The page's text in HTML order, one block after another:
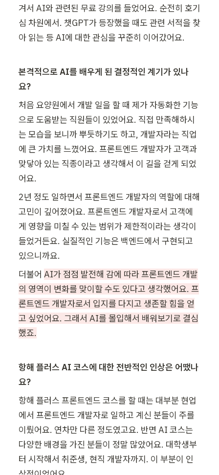
겨서 AI와 관련된 무료 강의를 들었어요. 순전히 호기
심 차원에서. 챗GPT가 등장했을 때도 관련 서적을 찾
아 읽는 등 AI에 대한 관심을 꾸준히 이어갔어요.
본격적으로 AI를 배우게 된 결정적인 계기가 있나
요?
처음 요양원에서 개발 일을 할 때 제가 자동화한 기능
으로 도움받는 직원들이 있었어요. 직접 만족해하시
는 모습을 보니까 뿌듯하기도 하고, 개발자라는 직업
에 큰 가치를 느꼈어요. 프론트엔드 개발자가 고객과
맞닿아 있는 직종이라고 생각해서 이 길을 걷게 되었
어요.
2년 정도 일하면서 프론트엔드 개발자의 역할에 대해
고민이 깊어졌어요. 프론트엔드 개발자로서 고객에
게 영향을 미칠 수 있는 범위가 제한적이라는 생각이
들었거든요. 실질적인 기능은 백엔드에서 구현되고
있으니까요.
더불어 AI가 점점 발전해 감에 따라 프론트엔드 개발
의 영역이 변화를 맞이할 수도 있다고 생각했어요. 프
론트엔드 개발자로서 입지를 다지고 생존할 힘을 얻
고 싶었어요. 그래서 AI를 몰입해서 배워보기로 결심
했죠.
항해 플러스 AI 코스에 대한 전반적인 인상은 어땠나
요?
항해 플러스 프론트엔드 코스를 할 때는 대부분 현업
에서 프론트엔드 개발자로 일하고 계신 분들이 주를
이뤘어요. 연차만 다른 정도였고요. 반면 AI 코스는
다양한 배경을 가진 분들이 정말 많았어요. 대학생부
터 시작해서 취준생, 현직 개발자까지. 이 부분이 인